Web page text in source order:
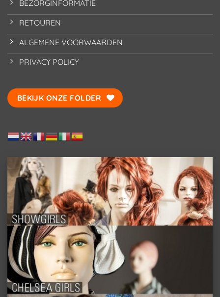
BEZORGINFORMATIE
RETOUREN
ALGEMENE VOORWAARDEN
PRIVACY POLICY
BEKIJK ONZE FOLDER